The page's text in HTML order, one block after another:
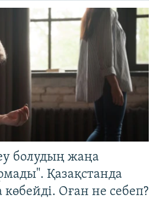
болудың жаңа
Қазақстанда
Оған не себеп?